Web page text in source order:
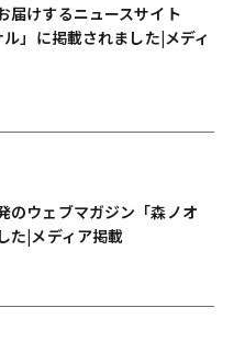
届けするニュースサイト
ル」に掲載されました|メディ
のウェブマガジン「森ノオ
た|メディア掲載